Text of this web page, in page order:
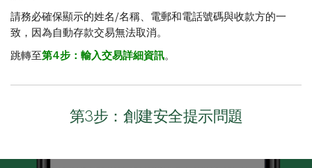
請務必確保顯示的姓名/名稱、電郵和電話號碼與收款方的一
致，因為自動存款交易無法取消。
跳轉至第4步：輸入交易詳細資訊。
第3步：創建安全提示問題